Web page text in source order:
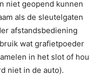
niet geopend kunnen
als de sleutelgaten
afstandsbediening
wat grafietpoeder
in het slot of hou
niet in de auto).